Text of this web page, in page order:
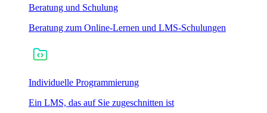
Beratung und Schulung
Beratung zum Online-Lernen und LMS-Schulungen
Individuelle Programmierung
Ein LMS, das auf Sie zugeschnitten ist